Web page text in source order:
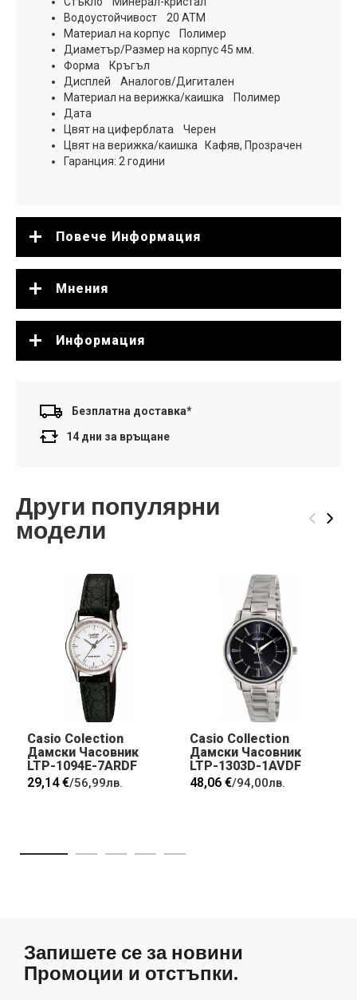
Водоустойчивост 20 ATM
Материал на корпус Полимер
Диаметър/Размер на корпус 45 мм.
Форма Кръгъл
Дисплей Аналогов/Дигитален
Материал на верижка/каишка Полимер
Дата
Цвят на циферблата Черен
Цвят на верижка/каишка Кафяв, Прозрачен
Гаранция: 2 години
Повече Информация
Мнения
Информация
Безплатна доставка*
14 дни за връщане
Други популярни
модели ‹ ›
Casio Colection
Дамски Часовник
LTP-1094E-7ARDF
29,14 €/56,99лв.
Casio Collection
Дамски Часовник
LTP-1303D-1AVDF
48,06 €/94,00лв.
Запишете се за новини
Промоции и отстъпки.